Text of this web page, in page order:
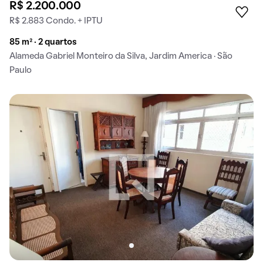
R$ 2.200.000
R$ 2.883 Condo. + IPTU
85 m² · 2 quartos
Alameda Gabriel Monteiro da Silva, Jardim America · São
Paulo